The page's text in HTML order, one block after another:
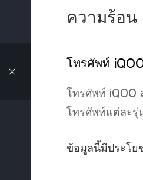
ความร้อน
โทรศัพท์
โทรศัพท์ iQOO
โทรศัพท์แต่ละรุ่
ข้อมูลนี้มีประโย